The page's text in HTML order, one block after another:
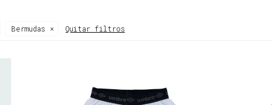
Bermudas Quitar filtros